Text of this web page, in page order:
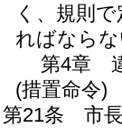
く、規則
ればなら
第4章
(措置命令)
第21条
市